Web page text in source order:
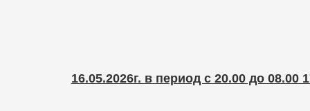
16.05.2026г. в период с 20.00 до 08.00